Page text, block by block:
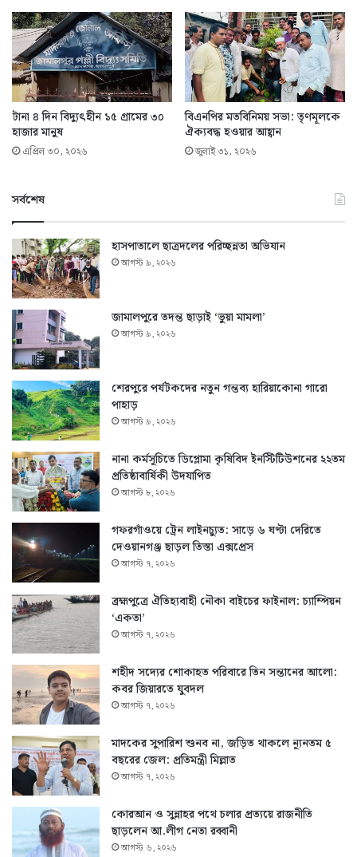
টানা ৪ দিন বিদ্যুৎহীন ১৫ গ্রামের ৩০
হাজার মানুষ
এপ্রিল ৩০, ২০২৬
বিএনপির মতবিনিময় সভা: তৃণমূলকে
ঐক্যবদ্ধ হওয়ার আহ্বান
জুলাই ৩১, ২০২৬
সর্বশেষ
হাসপাতালে ছাত্রদলের পরিচ্ছন্নতা অভিযান
আগস্ট ৯, ২০২৬
জামালপুরে তদন্ত ছাড়াই ‘ভুয়া মামলা’
আগস্ট ৯, ২০২৬
শেরপুরে পর্যটকদের নতুন গন্তব্য হারিয়াকোনা গারো
পাহাড়
আগস্ট ৯, ২০২৬
নানা কর্মসূচিতে ডিপ্লোমা কৃষিবিদ ইনস্টিটিউশনের ২২তম
প্রতিষ্ঠাবার্ষিকী উদযাপিত
আগস্ট ৮, ২০২৬
গফরগাঁওয়ে ট্রেন লাইনচ্যুত: সাড়ে ৬ ঘণ্টা দেরিতে
দেওয়ানগঞ্জ ছাড়ল তিস্তা এক্সপ্রেস
আগস্ট ৭, ২০২৬
ব্রহ্মপুত্রে ঐতিহ্যবাহী নৌকা বাইচের ফাইনাল: চ্যাম্পিয়ন
‘একতা’
আগস্ট ৭, ২০২৬
শহীদ সদ্যের শোকাহত পরিবারে তিন সন্তানের আলো:
কবর জিয়ারতে যুবদল
আগস্ট ৭, ২০২৬
মাদকের সুপারিশ শুনব না, জড়িত থাকলে ন্যূনতম ৫
বছরের জেল: প্রতিমন্ত্রী মিল্লাত
আগস্ট ৭, ২০২৬
কোরআন ও সুন্নাহর পথে চলার প্রত্যয়ে রাজনীতি
ছাড়লেন আ.লীগ নেতা রব্বানী
আগস্ট ৬, ২০২৬